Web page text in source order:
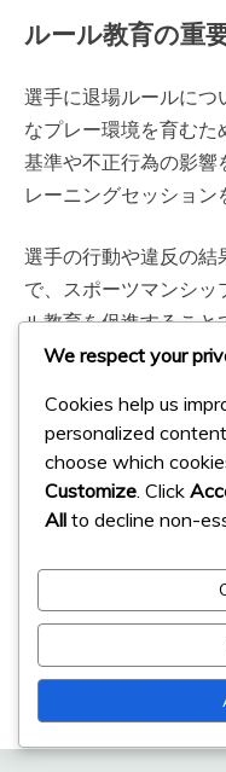
ルール教育の重
選手に退場ルールにつ
なプレー環境を育む
基準や不正行為の影響
レーニングセッション
選手の行動や違反の結
で、スポーツマンシ
ル教育を促進すること
スホッケーにおける
関連記事
グラスホッケー ペ
グラスホッキー得
グラスホッケー
任、タイミング
We respect your
Cookies help us
personalized
choose which
Customize . Click
All to decline non-